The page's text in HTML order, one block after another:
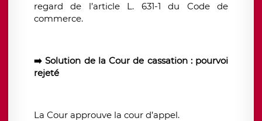
regard de l’article L. 631-1 du Code de
commerce.
➡️ Solution de la Cour de cassation : pourvoi
rejeté
La Cour approuve la cour d’appel.